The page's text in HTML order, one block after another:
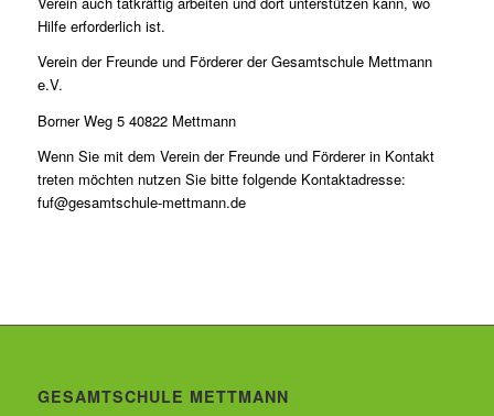
Hilfe erforderlich ist.
Verein der Freunde und Förderer der Gesamtschule Mettmann
e.V.
Borner Weg 5 40822 Mettmann
Wenn Sie mit dem Verein der Freunde und Förderer in Kontakt
treten möchten nutzen Sie bitte folgende Kontaktadresse:
fuf@gesamtschule-mettmann.de
GESAMTSCHULE METTMANN